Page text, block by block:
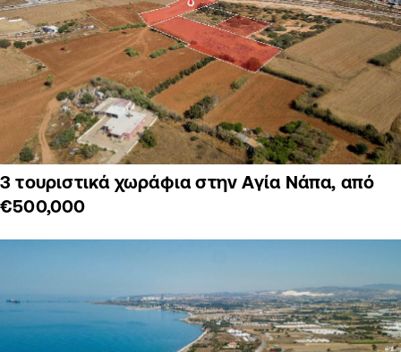
3 τουριστικά χωράφια στην Αγία Νάπα, από
€500,000